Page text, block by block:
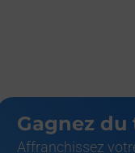
Gagnez du
Affranchissez